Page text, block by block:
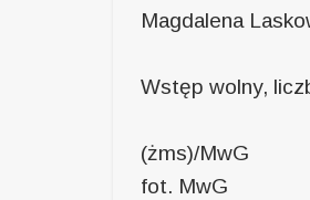
Magdalena
Wstęp wolny,
(żms)/MwG
fot. MwG